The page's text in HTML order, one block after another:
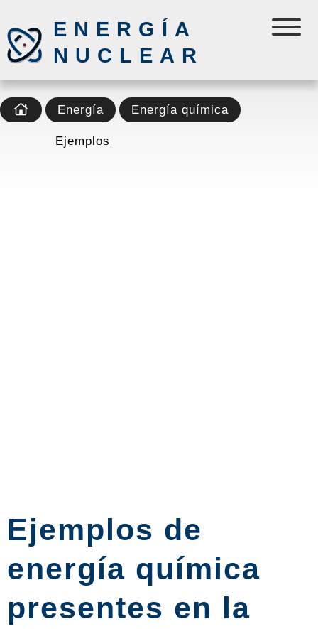
ENERGÍA
NUCLEAR
Energía Energía química
Ejemplos
Ejemplos de
energía química
presentes en la